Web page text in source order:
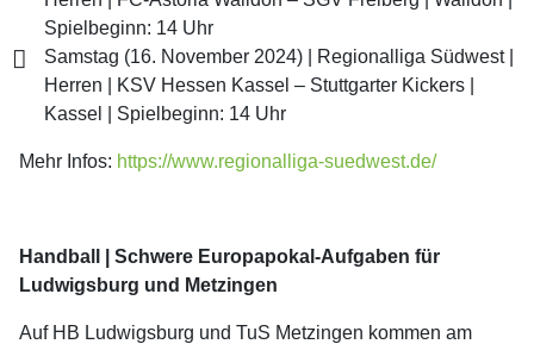
Spielbeginn: 14 Uhr
Samstag (16. November 2024) | Regionalliga Südwest |
Herren | KSV Hessen Kassel – Stuttgarter Kickers |
Kassel | Spielbeginn: 14 Uhr
Mehr Infos: https://www.regionalliga-suedwest.de/
Handball | Schwere Europapokal-Aufgaben für
Ludwigsburg und Metzingen
Auf HB Ludwigsburg und TuS Metzingen kommen am